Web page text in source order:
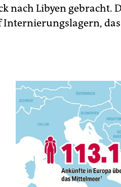
nach Libyen gebracht.
Internierungslagern,